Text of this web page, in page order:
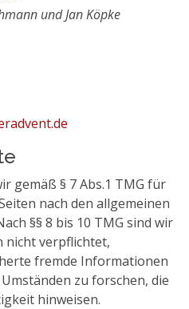
und Jan Köpke
gemäß § 7 Abs.1 TMG für
nach den allgemeinen
§§ 8 bis 10 TMG sind wir
nicht verpflichtet,
fremde Informationen
zu forschen, die
hinweisen.